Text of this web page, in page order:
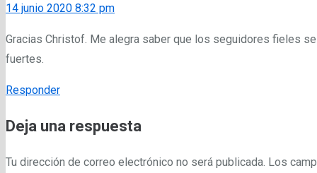
14 junio 2020 8:32 pm
Gracias Christof. Me alegra saber que los seguidores fieles
fuertes.
Responder
Deja una respuesta
Tu dirección de correo electrónico no será publicada. Los